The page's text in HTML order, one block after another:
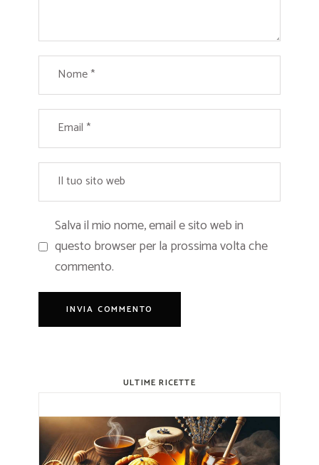
Salva il mio nome, email e sito web in
questo browser per la prossima volta che
commento.
ULTIME RICETTE